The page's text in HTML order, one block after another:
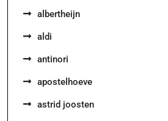
albertheijn
aldi
antinori
apostelhoeve
astrid joosten